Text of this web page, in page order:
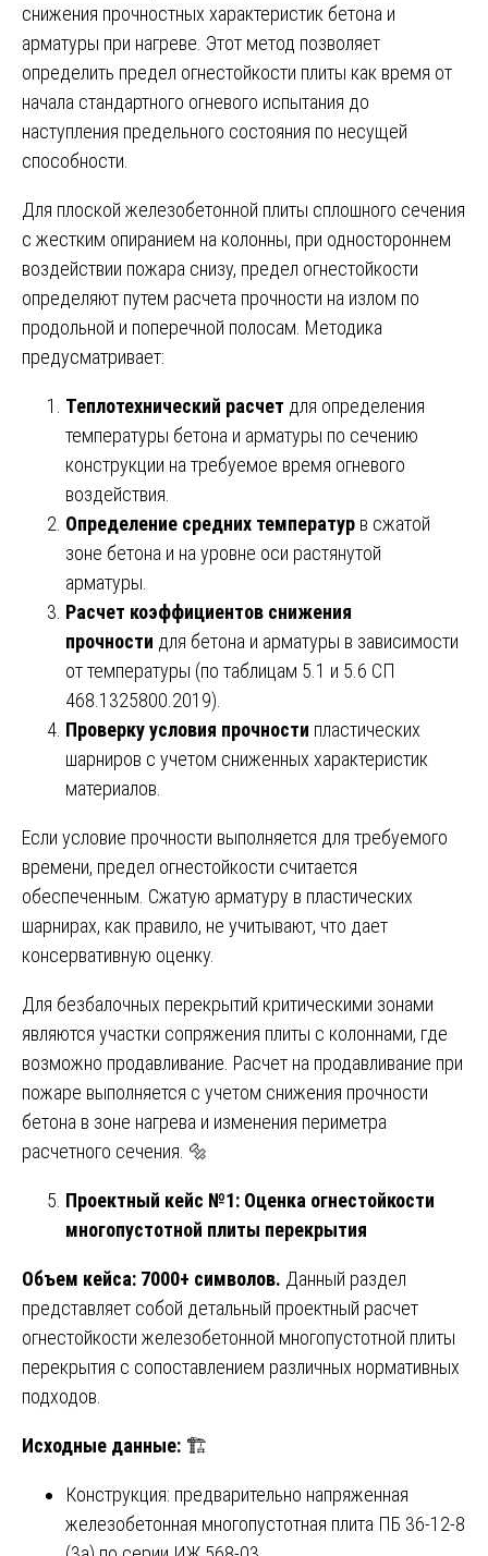
снижения прочностных характеристик бетона и
арматуры при нагреве. Этот метод позволяет
определить предел огнестойкости плиты как время от
начала стандартного огневого испытания до
наступления предельного состояния по несущей
способности.
Для плоской железобетонной плиты сплошного сечения
с жестким опиранием на колонны, при одностороннем
воздействии пожара снизу, предел огнестойкости
определяют путем расчета прочности на излом по
продольной и поперечной полосам. Методика
предусматривает:
Теплотехнический расчет для определения
температуры бетона и арматуры по сечению
конструкции на требуемое время огневого
воздействия.
Определение средних температур в сжатой
зоне бетона и на уровне оси растянутой
арматуры.
Расчет коэффициентов снижения
прочности для бетона и арматуры в зависимости
от температуры (по таблицам 5.1 и 5.6 СП
468.1325800.2019).
Проверку условия прочности пластических
шарниров с учетом сниженных характеристик
материалов.
Если условие прочности выполняется для требуемого
времени, предел огнестойкости считается
обеспеченным. Сжатую арматуру в пластических
шарнирах, как правило, не учитывают, что дает
консервативную оценку.
Для безбалочных перекрытий критическими зонами
являются участки сопряжения плиты с колоннами, где
возможно продавливание. Расчет на продавливание при
пожаре выполняется с учетом снижения прочности
бетона в зоне нагрева и изменения периметра
расчетного сечения. 🔩
Проектный кейс №1: Оценка огнестойкости
многопустотной плиты перекрытия
Объем кейса: 7000+ символов. Данный раздел
представляет собой детальный проектный расчет
огнестойкости железобетонной многопустотной плиты
перекрытия с сопоставлением различных нормативных
подходов.
Исходные данные: 🏗️
Конструкция: предварительно напряженная
железобетонная многопустотная плита ПБ 36-12-8